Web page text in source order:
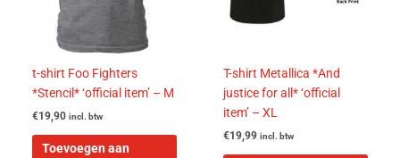
t-shirt Foo Fighters
*Stencil* ‘official item’ – M
€19,90 incl. btw
Toevoegen aan
T-shirt Metallica *And
justice for all* ‘official
item’ – XL
€19,99 incl. btw